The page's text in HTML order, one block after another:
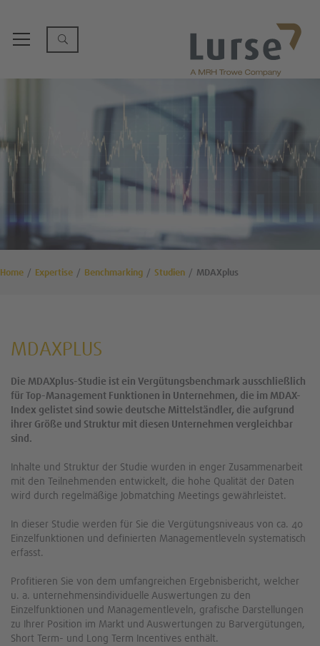
Home Expertise Benchmarking Studien MDAXplus
MDAXPLUS
Die MDAXplus-Studie ist ein Vergütungsbenchmark ausschließlich
für Top-Management Funktionen in Unternehmen, die im MDAX-
Index gelistet sind sowie deutsche Mittelständler, die aufgrund
ihrer Größe und Struktur mit diesen Unternehmen vergleichbar
sind.
Inhalte und Struktur der Studie wurden in enger Zusammenarbeit
mit den Teilnehmenden entwickelt, die hohe Qualität der Daten
wird durch regelmäßige Jobmatching Meetings gewährleistet.
In dieser Studie werden für Sie die Vergütungsniveaus von ca. 40
Einzelfunktionen und definierten Managementleveln systematisch
erfasst.
Profitieren Sie von dem umfangreichen Ergebnisbericht, welcher
u. a. unternehmensindividuelle Auswertungen zu den
Einzelfunktionen und Managementleveln, grafische Darstellungen
zu Ihrer Position im Markt und Auswertungen zu Barvergütungen,
Short Term- und Long Term Incentives enthält.